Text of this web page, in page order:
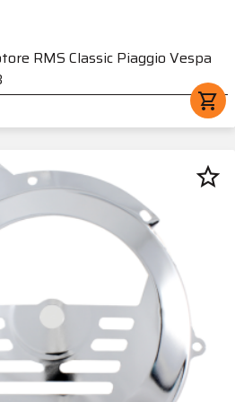
RMS Classic Piaggio Vespa
shopping_cart
star_border